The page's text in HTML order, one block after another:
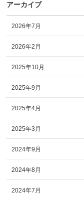
アーカイブ
2026年7月
2026年2月
2025年10月
2025年9月
2025年4月
2025年3月
2024年9月
2024年8月
2024年7月